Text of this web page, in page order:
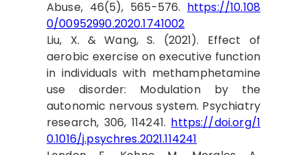
Abuse, 46(5), 565-576. https://10.108
0/00952990.2020.1741002
Liu, X. & Wang, S. (2021). Effect of
aerobic exercise on executive function
in individuals with methamphetamine
use disorder: Modulation by the
autonomic nervous system. Psychiatry
research, 306, 114241. https://doi.org/1
0.1016/j.psychres.2021.114241